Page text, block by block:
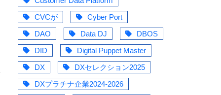
CVCが
Cyber Port
DAO
Data DJ
DBOS
DID
Digital Puppet Master
DX
DXセレクション2025
DXプラチナ企業2024-2026